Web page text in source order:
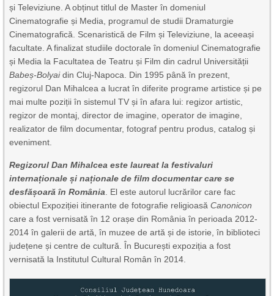
și Televiziune. A obținut titlul de Master în domeniul
Cinematografie și Media, programul de studii Dramaturgie
Cinematografică. Scenaristică de Film și Televiziune, la aceeași
facultate. A finalizat studiile doctorale în domeniul Cinematografie
și Media la Facultatea de Teatru și Film din cadrul Universității
Babeș-Bolyaidin Cluj-Napoca. Din 1995 până în prezent,
regizorul Dan Mihalcea a lucrat în diferite programe artistice și pe
mai multe poziții în sistemul TV și în afara lui: regizor artistic,
regizor de montaj, director de imagine, operator de imagine,
realizator de film documentar, fotograf pentru produs, catalog și
eveniment.
Regizorul Dan Mihalcea este laureat la festivaluri
internaționale și naționale de film documentar care se
desfășoară în România . El este autorul lucrărilor care fac
obiectul Expoziției itinerante de fotografie religioasăCanonicon
care a fost vernisată în 12 orașe din România în perioada 2012-
2014 în galerii de artă, în muzee de artă și de istorie, în biblioteci
județene și centre de cultură. În București expoziția a fost
vernisată la Institutul Cultural Român în 2014.